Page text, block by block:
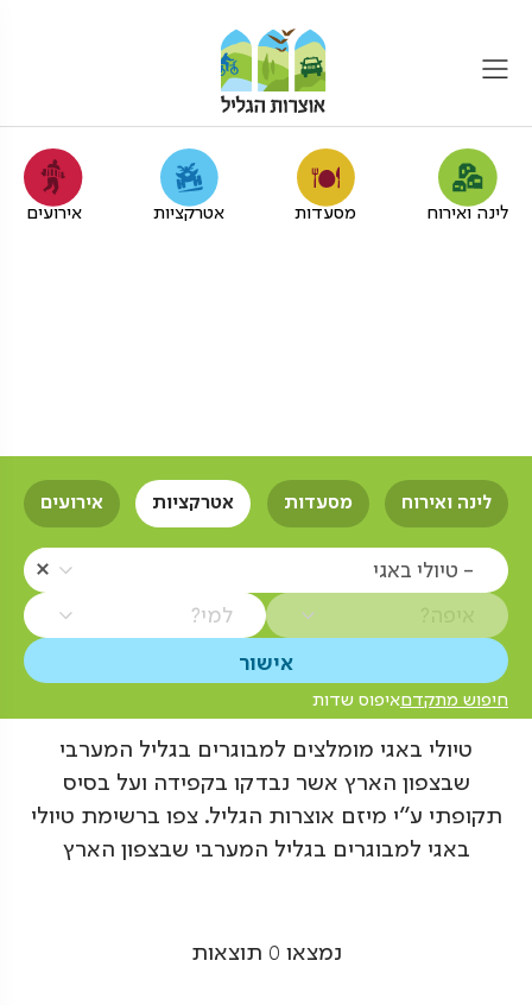
לינה ואירוח מסעדות אטרקציות אירועים
לינה ואירוח מסעדות אטרקציות אירועים
- טיולי באגי
למי?
חיפוש מתקדםאיפוס שדות
טיולי באגי מומלצים למבוגרים בגליל המערבי
שבצפון הארץ אשר נבדקו בקפידה ועל בסיס
תקופתי ע"י מיזם אוצרות הגליל. צפו ברשימת טיולי
באגי למבוגרים בגליל המערבי שבצפון הארץ
נמצאו 0 תוצאות